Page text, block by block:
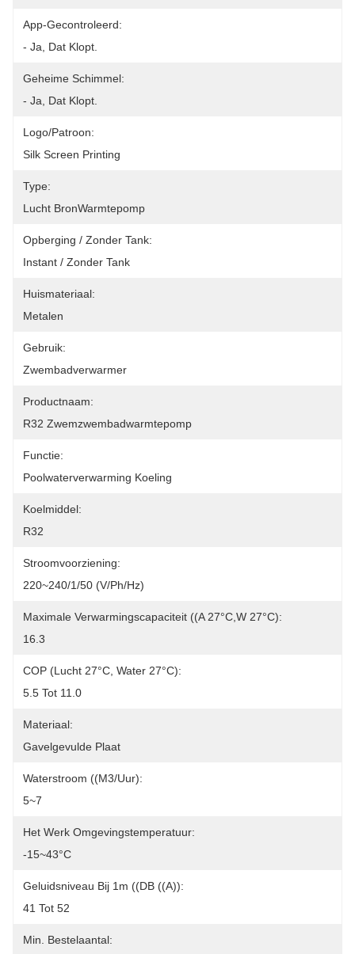
App-Gecontroleerd:
- Ja, Dat Klopt.
Geheime Schimmel:
- Ja, Dat Klopt.
Logo/patroon:
Silk Screen Printing
Type:
Lucht BronWarmtepomp
Opberging / Zonder Tank:
Instant / Zonder Tank
Huismateriaal:
Metalen
Gebruik:
Zwembadverwarmer
Productnaam:
R32 Zwemzwembadwarmtepomp
Functie:
Poolwaterverwarming Koeling
Koelmiddel:
R32
Stroomvoorziening:
220~240/1/50 (V/Ph/Hz)
Maximale Verwarmingscapaciteit ((A 27°C,W 27°C):
16.3
COP (lucht 27°C, Water 27°C):
5.5 Tot 11.0
Materiaal:
Gavelgevulde Plaat
Waterstroom ((m3/uur):
5~7
Het Werk Omgevingstemperatuur:
-15~43°C
Geluidsniveau Bij 1m ((dB ((A)):
41 Tot 52
Min. Bestelaantal: